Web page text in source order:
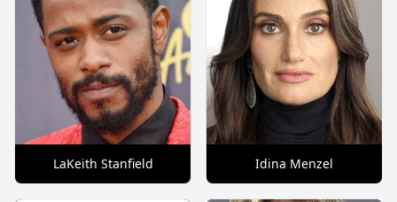
LaKeith Stanfield Idina Menzel